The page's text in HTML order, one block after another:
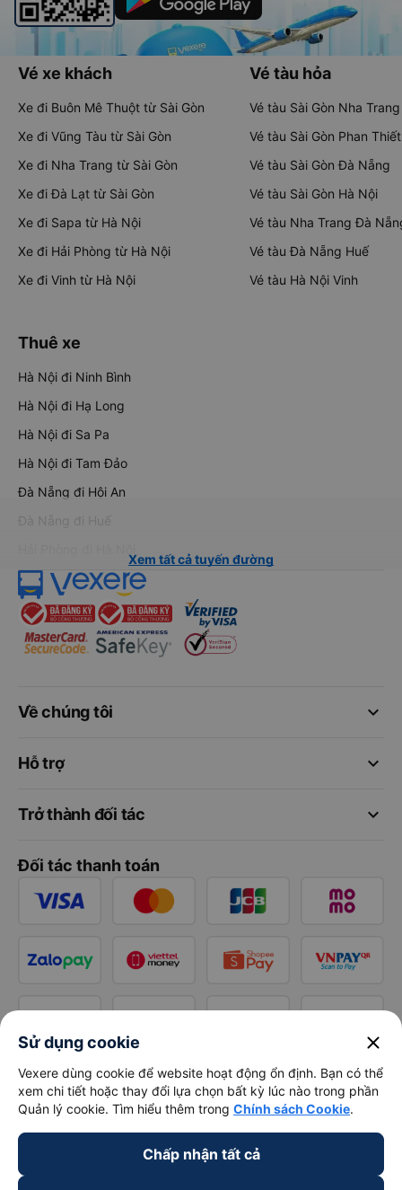
Vé xe khách
Xe đi Buôn Mê Thuột từ Sài Gòn
Xe đi Vũng Tàu từ Sài Gòn
Xe đi Nha Trang từ Sài Gòn
Xe đi Đà Lạt từ Sài Gòn
Xe đi Sapa từ Hà Nội
Xe đi Hải Phòng từ Hà Nội
Xe đi Vinh từ Hà Nội
Vé tàu hỏa
Vé tàu Sài Gòn Nha Trang
Vé tàu Sài Gòn Phan Thiết
Vé tàu Sài Gòn Đà Nẵng
Vé tàu Sài Gòn Hà Nội
Vé tàu Nha Trang Đà
Vé tàu Đà Nẵng Huế
Vé tàu Hà Nội Vinh
Thuê xe
Hà Nội đi Ninh Bình
Hà Nội đi Hạ Long
Hà Nội đi Sa Pa
Hà Nội đi Tam Đảo
Đà Nẵng đi Hội An
Đà Nẵng đi Huế
Xem tất cả tuyến đường
keyboard_arrow_down
Về chúng tôi
keyboard_arrow_down
Hỗ trợ
keyboard_arrow_down
Trở thành đối tác
Đối tác thanh toán
Sử dụng cookie close
Vexere dùng cookie để website hoạt động ổn định. Bạn có thể
xem chi tiết hoặc thay đổi lựa chọn bất kỳ lúc nào trong phần
Quản lý cookie. Tìm hiểu thêm trong Chính sách Cookie.
Chấp nhận tất cả